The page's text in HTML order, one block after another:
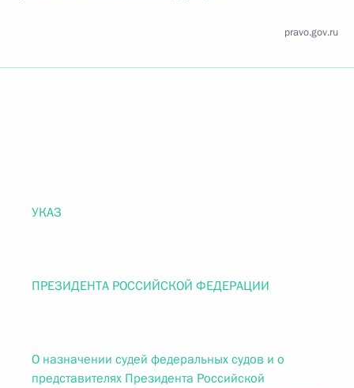
pravo.gov.ru
УКАЗ
ПРЕЗИДЕНТА РОССИЙСКОЙ ФЕДЕРАЦИИ
О назначении судей федеральных судов и о
представителях Президента Российской